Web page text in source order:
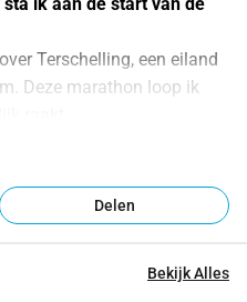
Terschelling, een eiland
Deze marathon loop ik
verstandelijk beperkte
mijn broer er zelf ook niets
om erger te voorkomen. Op
dat ik niet goed met mijn
Delen
Bekijk Alles